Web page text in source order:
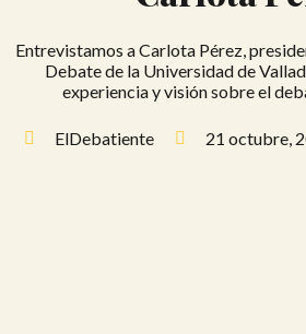
Entrevistamos a Carlota Pérez,
Debate de la Universidad de
experiencia y visión sobre el
ElDebatiente 21 octubre,